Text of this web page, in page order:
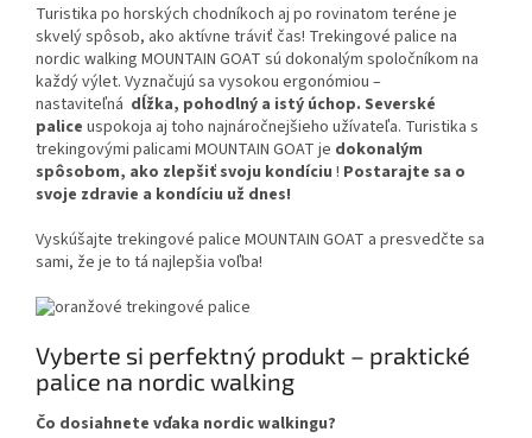
Turistika po horských chodníkoch aj po rovinatom teréne je
skvelý spôsob, ako aktívne tráviť čas! Trekingové palice na
nordic walking MOUNTAIN GOAT sú dokonalým spoločníkom na
každý výlet. Vyznačujú sa vysokou ergonómiou –
nastaviteľná dĺžka, pohodlný a istý úchop. Severské
palice uspokoja aj toho najnáročnejšieho užívateľa. Turistika s
trekingovými palicami MOUNTAIN GOAT je dokonalým
spôsobom, ako zlepšiť svoju kondíciu ! Postarajte sa o
svoje zdravie a kondíciu už dnes!
Vyskúšajte trekingové palice MOUNTAIN GOAT a presvedčte sa
sami, že je to tá najlepšia voľba!
Vyberte si perfektný produkt – praktické
palice na nordic walking
Čo dosiahnete vďaka nordic walkingu?